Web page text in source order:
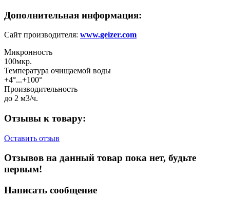
Дополнительная информация:
Сайт производителя: www.geizer.com
Микронность
100мкр.
Температура очищаемой воды
+4°...+100°
Производительность
до 2 м3/ч.
Отзывы к товару:
Оставить отзыв
Отзывов на данный товар пока нет, будьте
первым!
Написать сообщение